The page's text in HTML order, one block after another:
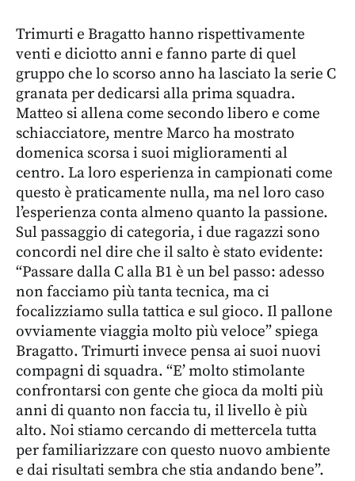
Trimurti e Bragatto hanno rispettivamente
venti e diciotto anni e fanno parte di quel
gruppo che lo scorso anno ha lasciato la serie C
granata per dedicarsi alla prima squadra.
Matteo si allena come secondo libero e come
schiacciatore, mentre Marco ha mostrato
domenica scorsa i suoi miglioramenti al
centro. La loro esperienza in campionati come
questo è praticamente nulla, ma nel loro caso
l’esperienza conta almeno quanto la passione.
Sul passaggio di categoria, i due ragazzi sono
concordi nel dire che il salto è stato evidente:
“Passare dalla C alla B1 è un bel passo: adesso
non facciamo più tanta tecnica, ma ci
focalizziamo sulla tattica e sul gioco. Il pallone
ovviamente viaggia molto più veloce” spiega
Bragatto. Trimurti invece pensa ai suoi nuovi
compagni di squadra. “E’ molto stimolante
confrontarsi con gente che gioca da molti più
anni di quanto non faccia tu, il livello è più
alto. Noi stiamo cercando di mettercela tutta
per familiarizzare con questo nuovo ambiente
e dai risultati sembra che stia andando bene”.